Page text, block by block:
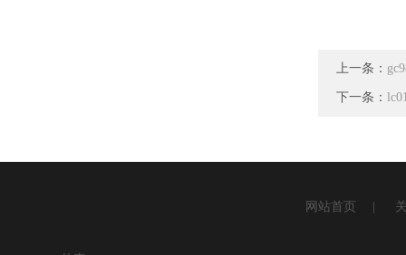
上一条：
下一条：
网站首页